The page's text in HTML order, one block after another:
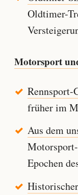
Oldtimer-
Motorsport
Rennsport-
früher im
Aus dem
Epochen